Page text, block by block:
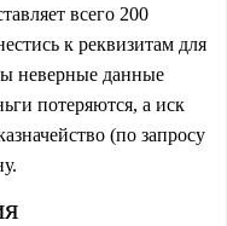
всего 200
к реквизитам для
неверные данные
потеряются, а иск
(по запросу